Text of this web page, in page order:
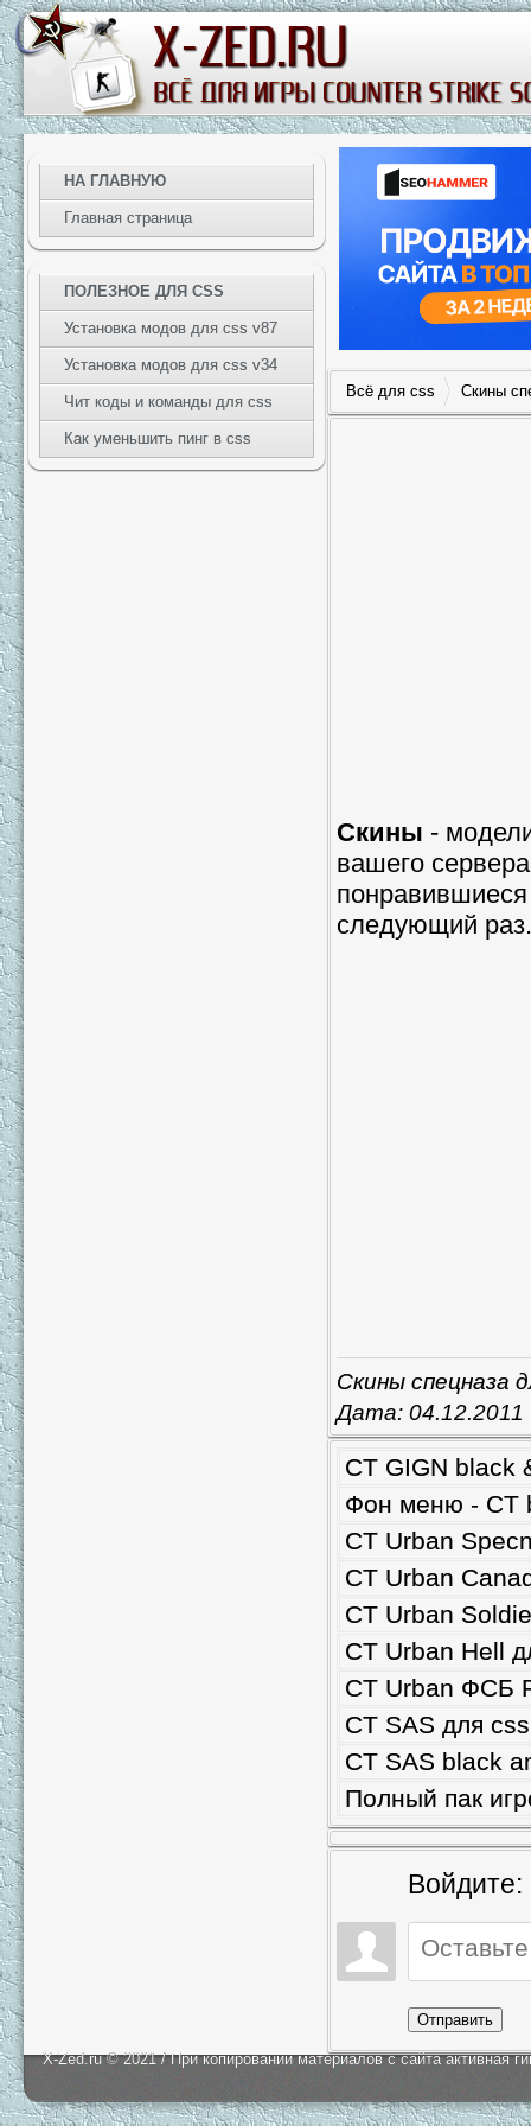
Всё для css Скины
Скины -
вашего
следующий раз.
Скины спецназа
Дата: 04.12.2011
CT GIGN black
Фон меню - CT
CT Urban
CT Urban
CT Urban
CT Urban Hell
CT Urban ФСБ
CT SAS для css
CT SAS black
Полный пак
Войдите:
Отправить
НА ГЛАВНУЮ
Главная страница
ПОЛЕЗНОЕ ДЛЯ CSS
Установка модов для css v87
Установка модов для css v34
Чит коды и команды для css
Как уменьшить пинг в css
X-Zed.ru © 2021 / При копировании материалов с сайта активная